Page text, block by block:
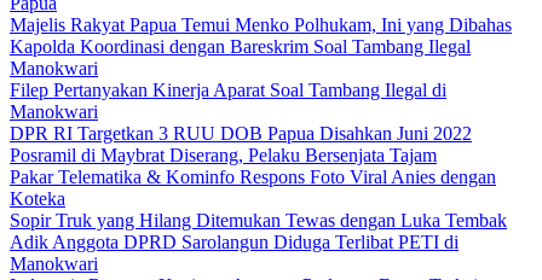
Majelis Rakyat Papua Temui Menko Polhukam, Ini yang Dibahas
Kapolda Koordinasi dengan Bareskrim Soal Tambang Ilegal
Manokwari
Filep Pertanyakan Kinerja Aparat Soal Tambang Ilegal di
Manokwari
DPR RI Targetkan 3 RUU DOB Papua Disahkan Juni 2022
Posramil di Maybrat Diserang, Pelaku Bersenjata Tajam
Pakar Telematika & Kominfo Respons Foto Viral Anies dengan
Koteka
Sopir Truk yang Hilang Ditemukan Tewas dengan Luka Tembak
Adik Anggota DPRD Sarolangun Diduga Terlibat PETI di
Manokwari